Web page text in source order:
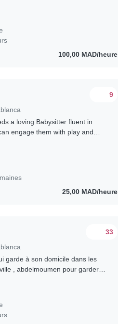
100,00 MAD/heure
9
a loving Babysitter fluent in
engage them with play and
25,00 MAD/heure
33
garde à son domicile dans les
, abdelmoumen pour garder